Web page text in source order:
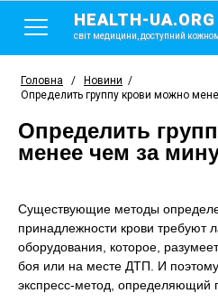
HEALTH-UA.ORG
світ медицини, доступний
Головна / Новини /
Определить группу крови можно
Определить
менее чем за
Существующие методы
принадлежности крови требуют
оборудования, которое,
боя или на месте ДТП. И
экспресс-метод, определяющий